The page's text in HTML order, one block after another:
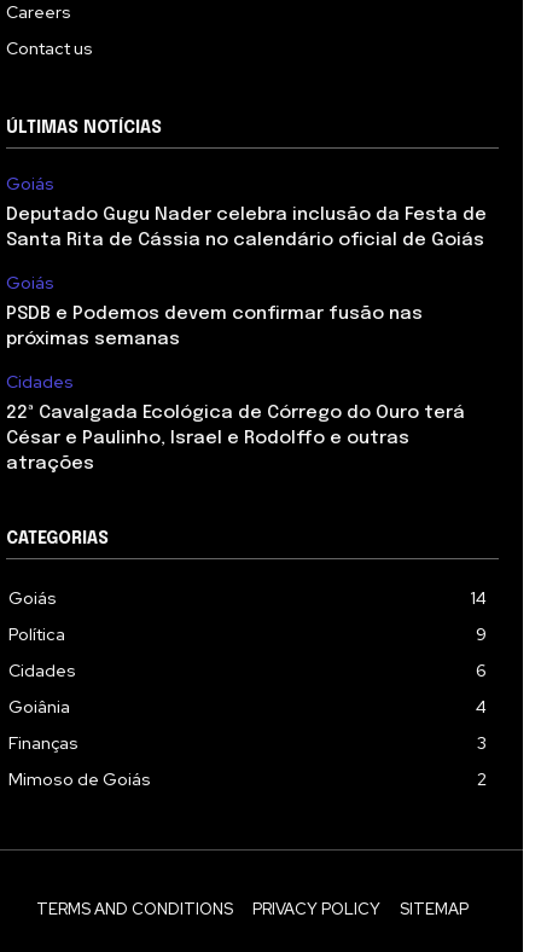
Careers
Contact us
ÚLTIMAS NOTÍCIAS
Goiás
Deputado Gugu Nader celebra inclusão da Festa de
Santa Rita de Cássia no calendário oficial de Goiás
Goiás
PSDB e Podemos devem confirmar fusão nas
próximas semanas
Cidades
22ª Cavalgada Ecológica de Córrego do Ouro terá
César e Paulinho, Israel e Rodolffo e outras
atrações
CATEGORIAS
Goiás
14
Política
9
Cidades
6
Goiânia
4
Finanças
3
Mimoso de Goiás
2
TERMS AND CONDITIONS PRIVACY POLICY SITEMAP